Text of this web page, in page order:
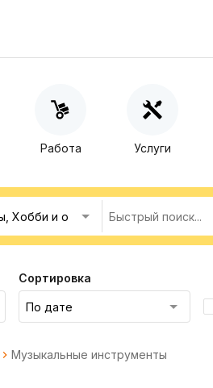
Работа Услуги
Сортировка
Музыкальные инструменты